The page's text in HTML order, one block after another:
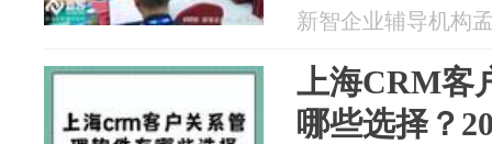
新智企业辅导机构
上海CRM客
哪些选择？